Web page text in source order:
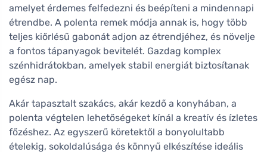
amelyet érdemes felfedezni és beépíteni a mindennapi
étrendbe. A polenta remek módja annak is, hogy több
teljes kiőrlésű gabonát adjon az étrendjéhez, és növelje
a fontos tápanyagok bevitelét. Gazdag komplex
szénhidrátokban, amelyek stabil energiát biztosítanak
egész nap.
Akár tapasztalt szakács, akár kezdő a konyhában, a
polenta végtelen lehetőségeket kínál a kreatív és ízletes
főzéshez. Az egyszerű köretektől a bonyolultabb
ételekig, sokoldalúsága és könnyű elkészítése ideális